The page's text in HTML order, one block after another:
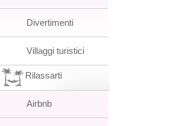
Divertimenti
Villaggi turistici
Rilassarti
Airbnb